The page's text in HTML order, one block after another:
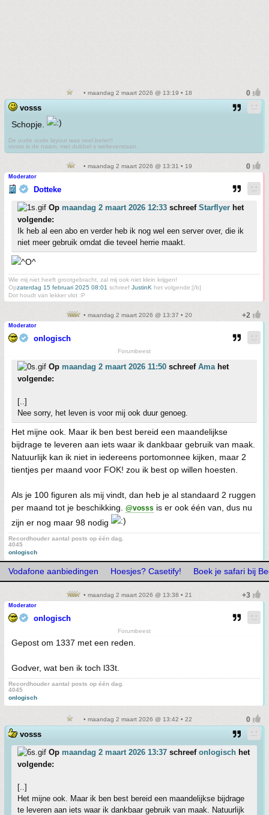
• maandag 2 maart 2026 @ 13:19 • 18
vosss
Schopje.
De oude oude layout was veel beter!!
vosss is de naam, met dubbel s welteverstaan.
• maandag 2 maart 2026 @ 13:31 • 19
Moderator
Dotteke
Op maandag 2 maart 2026 12:33 schreef Starflyer het
volgende:
Ik heb al een abo en verder heb ik nog wel een server over, die ik
niet meer gebruik omdat die teveel herrie maakt.
Wie mij niet heeft grootgebracht, zal mij ook niet klein krijgen!
Opzaterdag 15 februari 2025 08:01 schreef JustinK het volgende:[/b]
Dot houdt van lekker vlot :P
• maandag 2 maart 2026 @ 13:37 • 20
Moderator
onlogisch
Forumbeest
Op maandag 2 maart 2026 11:50 schreef Amahet
volgende:
[..]
Nee sorry, het leven is voor mij ook duur genoeg.
Het mijne ook. Maar ik ben best bereid een maandelijkse
bijdrage te leveren aan iets waar ik dankbaar gebruik van maak.
Natuurlijk kan ik niet in iedereens portomonnee kijken, maar 2
tientjes per maand voor FOK! zou ik best op willen hoesten.
Als je 100 figuren als mij vindt, dan heb je al standaard 2 ruggen
per maand tot je beschikking. @vosss is er ook één van, dus nu
zijn er nog maar 98 nodig
Recordhouder aantal posts op één dag.
4045
onlogisch
Vodafone aanbiedingen Hoesjes? Casetify! Boek je safari bij
• maandag 2 maart 2026 @ 13:38 • 21
Moderator
onlogisch
Forumbeest
Gepost om 1337 met een reden.
Godver, wat ben ik toch l33t.
Recordhouder aantal posts op één dag.
4045
onlogisch
• maandag 2 maart 2026 @ 13:42 • 22
vosss
Op maandag 2 maart 2026 13:37 schreef onlogisch het
volgende:
[..]
Het mijne ook. Maar ik ben best bereid een maandelijkse bijdrage
te leveren aan iets waar ik dankbaar gebruik van maak. Natuurlijk